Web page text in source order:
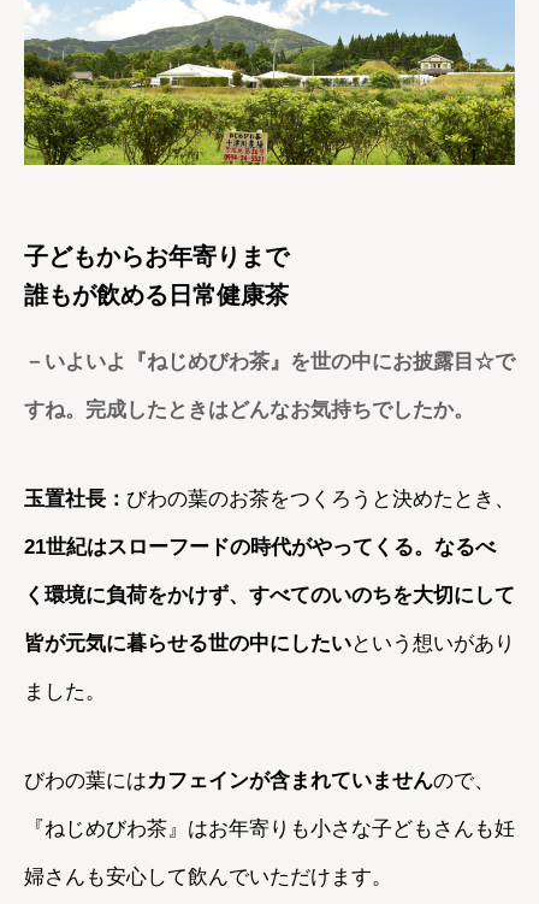
子どもからお年寄りまで
誰もが飲める日常健康茶
－いよいよ『ねじめびわ茶』を世の中にお披露目☆で
すね。完成したときはどんなお気持ちでしたか。
玉置社長： びわの葉のお茶をつくろうと決めたとき、
21世紀はスローフードの時代がやってくる。なるべ
く環境に負荷をかけず、すべてのいのちを大切にして
皆が元気に暮らせる世の中にしたいという想いがあり
ました。
びわの葉にはカフェインが含まれていませんので、
『ねじめびわ茶』はお年寄りも小さな子どもさんも妊
婦さんも安心して飲んでいただけます。